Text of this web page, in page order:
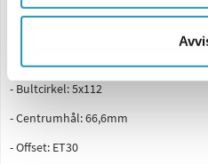
- Bultcirkel: 5x112
- Centrumhål: 66,6mm
- Offset: ET30